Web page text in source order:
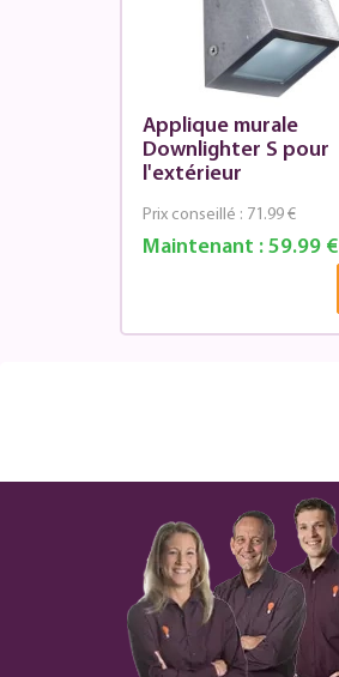
Applique murale
Downlighter S pour
l'extérieur
Maintenant : 59.99 €
Prix conseillé : 71.99 €